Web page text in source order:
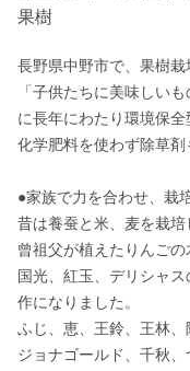
果樹
長野県中野市で、果樹栽
「子供たちに美味しい
に長年にわたり環境保全
化学肥料を使わず除草剤
●家族で力を合わせ、栽
昔は養蚕と米、麦を栽培
曾祖父が植えたりんごの
国光、紅玉、デリシャ
作になりました。
ふじ、恵、王鈴、王林、
ジョナゴールド、千秋、